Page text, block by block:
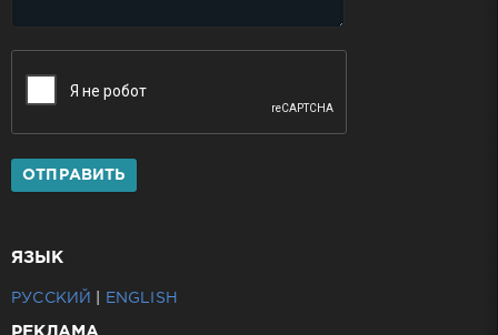
ОТПРАВИТЬ
ЯЗЫК
РУССКИЙ ENGLISH
РЕКЛАМА